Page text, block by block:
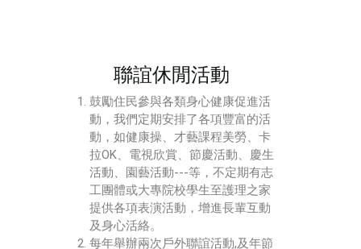
聯誼休閒活動
鼓勵住民參與各類身心健康促進活
動，我們定期安排了各項豐富的活
動，如健康操、才藝課程美勞、卡
拉OK、電視欣賞、節慶活動、慶生
活動、園藝活動---等，不定期有志
工團體或大專院校學生至護理之家
提供各項表演活動，增進長輩互動
及身心活絡。
每年舉辦兩次戶外聯誼活動,及年節